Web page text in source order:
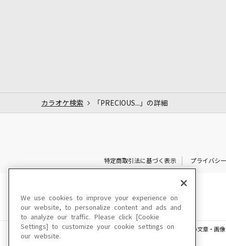
カラオケ検索 「PRECIOUS...」の詳細
特定商取引法に基づく表示
プライバシ
このサイトに掲載されている一切の文章・画
We use cookies to improve your experience on
our website, to personalize content and ads and
to analyze our traffic. Please click [Cookie
Settings] to customize your cookie settings on
our website.